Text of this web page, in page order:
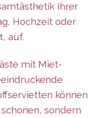
Ihrer
Hochzeit oder
auf.
mit Miet-
können
sondern